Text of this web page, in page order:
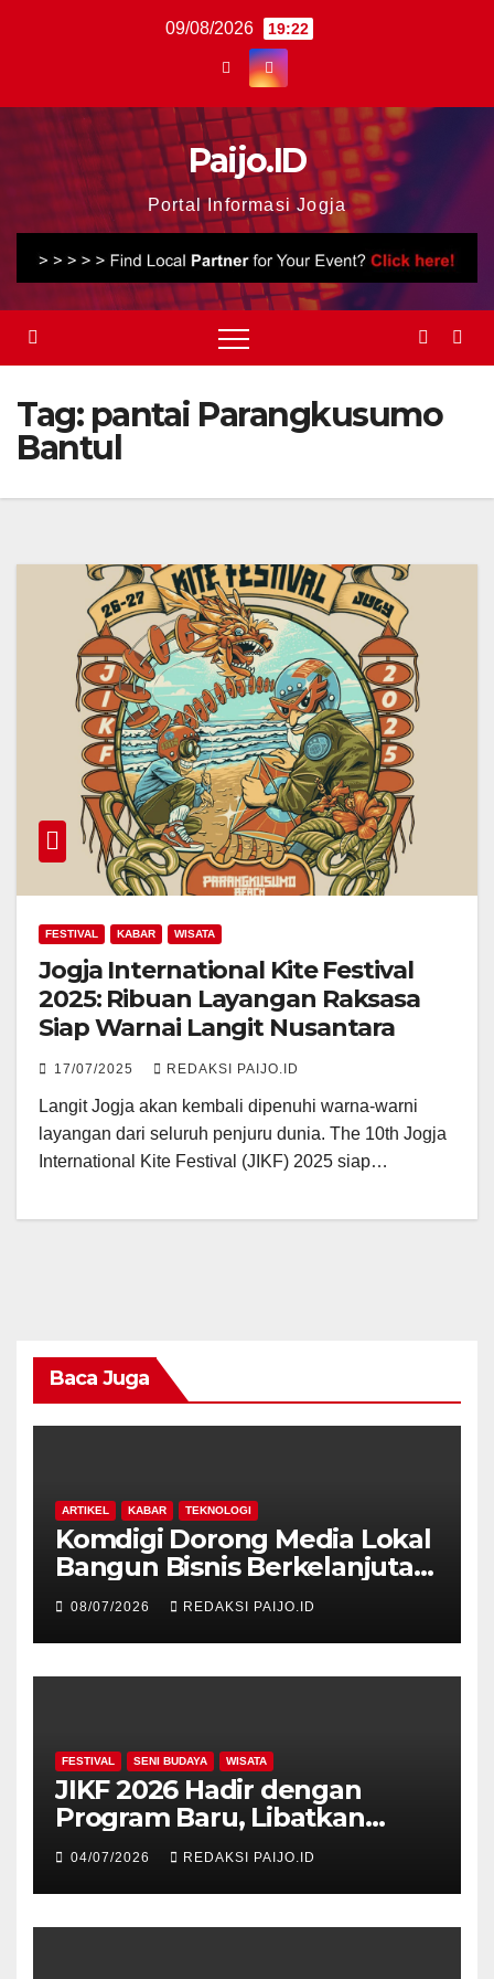
09/08/2026 19:22
Paijo.ID
Portal Informasi Jogja
Tag: pantai Parangkusumo
Bantul
FESTIVAL KABAR WISATA
Jogja International Kite Festival
2025: Ribuan Layangan Raksasa
Siap Warnai Langit Nusantara
17/07/2025 REDAKSI PAIJO.ID
Langit Jogja akan kembali dipenuhi warna-warni
layangan dari seluruh penjuru dunia. The 10th Jogja
International Kite Festival (JIKF) 2025 siap…
Baca Juga
ARTIKEL KABAR TEKNOLOGI
Komdigi Dorong Media Lokal
Bangun Bisnis Berkelanjutan
di Era Digital
08/07/2026 REDAKSI PAIJO.ID
FESTIVAL SENI BUDAYA WISATA
JIKF 2026 Hadir dengan
Program Baru, Libatkan
Delegasi dari 17 Negara dan
Ratusan Volunteer
04/07/2026 REDAKSI PAIJO.ID